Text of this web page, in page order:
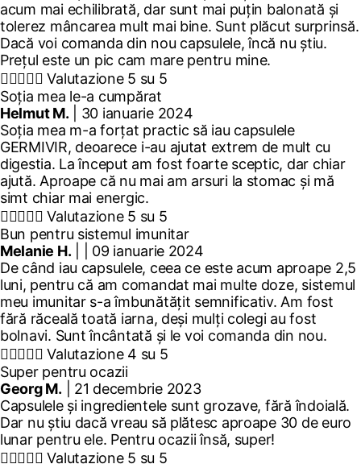
acum mai echilibrată, dar sunt mai puțin balonată și
tolerez mâncarea mult mai bine. Sunt plăcut surprinsă.
Dacă voi comanda din nou capsulele, încă nu știu.
Prețul este un pic cam mare pentru mine.
 Valutazione 5 su 5
Soția mea le-a cumpărat
Helmut M. | 30 ianuarie 2024
Soția mea m-a forțat practic să iau capsulele
GERMIVIR, deoarece i-au ajutat extrem de mult cu
digestia. La început am fost foarte sceptic, dar chiar
ajută. Aproape că nu mai am arsuri la stomac și mă
simt chiar mai energic.
 Valutazione 5 su 5
Bun pentru sistemul imunitar
Melanie H. | | 09 ianuarie 2024
De când iau capsulele, ceea ce este acum aproape 2,5
luni, pentru că am comandat mai multe doze, sistemul
meu imunitar s-a îmbunătățit semnificativ. Am fost
fără răceală toată iarna, deși mulți colegi au fost
bolnavi. Sunt încântată și le voi comanda din nou.
 Valutazione 4 su 5
Super pentru ocazii
Georg M. | 21 decembrie 2023
Capsulele și ingredientele sunt grozave, fără îndoială.
Dar nu știu dacă vreau să plătesc aproape 30 de euro
lunar pentru ele. Pentru ocazii însă, super!
 Valutazione 5 su 5